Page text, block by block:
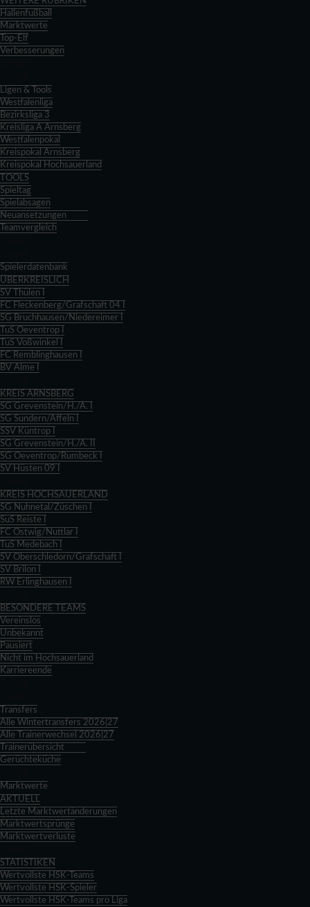
Hallenfußball
Marktwerte
Top-Elf
Verbesserungen
Ligen & Tools
Westfalenliga
Bezirksliga 3
Kreisliga A Arnsberg
Westfalenpokal
Kreispokal Arnsberg
Kreispokal Hochsauerland
TOOLS
Spieltag
Spielabsagen
Neuansetzungen
Teamvergleich
Spielerdatenbank
ÜBERKREISLICH
SV Thülen I
FC Fleckenberg/Grafschaft 04 I
SG Bruchhausen/Niedereimer I
TuS Oeventrop I
TuS Voßwinkel I
FC Remblinghausen I
BV Alme I
KREIS ARNSBERG
SG Grevenstein/H./A. I
SG Sundern/Affeln I
SSV Küntrop I
SG Grevenstein/H./A. II
SG Oeventrop/Rumbeck I
SV Hüsten 09 I
KREIS HOCHSAUERLAND
SG Nuhnetal/Züschen I
SuS Reiste I
FC Ostwig/Nuttlar I
TuS Medebach I
SV Oberschledorn/Grafschaft I
SV Brilon I
RW Erlinghausen I
BESONDERE TEAMS
Vereinslos
Unbekannt
Pausiert
Nicht im Hochsauerland
Karriereende
Transfers
Alle Wintertransfers 2026|27
Alle Trainerwechsel 2026|27
Trainerübersicht
Gerüchteküche
Marktwerte
AKTUELL
Letzte Marktwertänderungen
Marktwertsprünge
Marktwertverluste
STATISTIKEN
Wertvollste HSK-Teams
Wertvollste HSK-Spieler
Wertvollste HSK-Teams pro Liga